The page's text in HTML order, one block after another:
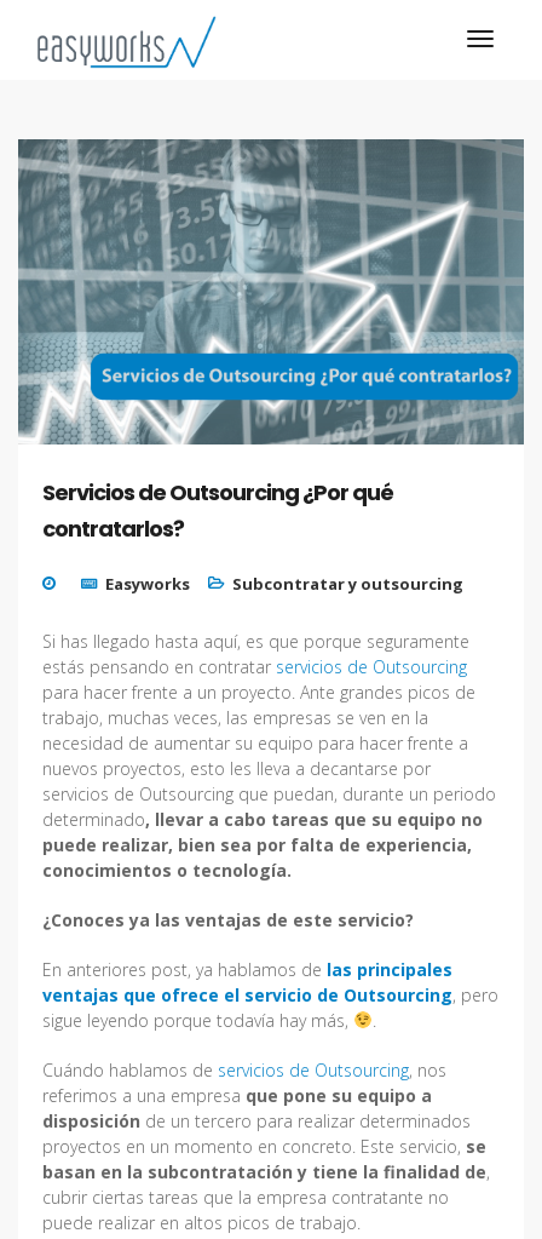
Servicios de Outsourcing ¿Por qué
contratarlos?
Easyworks Subcontratar y outsourcing
Si has llegado hasta aquí, es que porque seguramente
estás pensando en contratar servicios de Outsourcing
para hacer frente a un proyecto. Ante grandes picos de
trabajo, muchas veces, las empresas se ven en la
necesidad de aumentar su equipo para hacer frente a
nuevos proyectos, esto les lleva a decantarse por
servicios de Outsourcing que puedan, durante un periodo
determinado, llevar a cabo tareas que su equipo no
puede realizar, bien sea por falta de experiencia,
conocimientos o tecnología.
¿Conoces ya las ventajas de este servicio?
En anteriores post, ya hablamos de las principales
ventajas que ofrece el servicio de Outsourcing, pero
sigue leyendo porque todavía hay más,
Cuándo hablamos de servicios de Outsourcing, nos
referimos a una empresa que pone su equipo a
disposición de un tercero para realizar determinados
proyectos en un momento en concreto. Este servicio, se
basan en la subcontratación y tiene la finalidad de,
cubrir ciertas tareas que la empresa contratante no
puede realizar en altos picos de trabajo.